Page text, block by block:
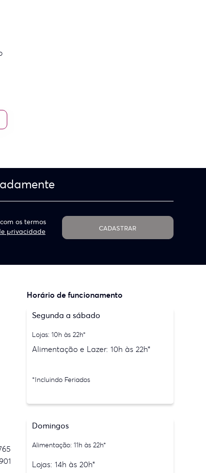
os termos
privacidade CADASTRAR
Horário de funcionamento
Segunda a sábado
Lojas: 10h às 22h*
Alimentação e Lazer: 10h às 22h*
*Incluindo Feriados
Domingos
Alimentação: 11h às 22h*
Lojas: 14h às 20h*